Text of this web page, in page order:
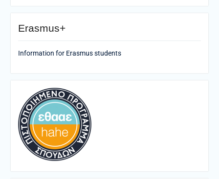
Erasmus+
Information for Erasmus students